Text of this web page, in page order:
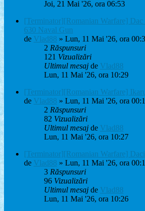
Joi, 21 Mai '26, ora 06:53
[Terminator][Romanian Warfare]
630 Naval Gun
de Vlad88 » Lun, 11 Mai '26, ora
2 Răspunsuri
121 Vizualizări
Ultimul mesaj de Vlad88
Lun, 11 Mai '26, ora 10:29
[Terminator][Romanian Warfare]
de Vlad88 » Lun, 11 Mai '26, ora
2 Răspunsuri
82 Vizualizări
Ultimul mesaj de Vlad88
Lun, 11 Mai '26, ora 10:27
[Terminator][Romanian Warfare]
de Vlad88 » Lun, 11 Mai '26, ora
3 Răspunsuri
96 Vizualizări
Ultimul mesaj de Vlad88
Lun, 11 Mai '26, ora 10:26